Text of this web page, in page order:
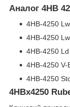
Аналог 4HB
4HB-4250
4HB-4250
4HB-4250
4HB-4250 V-
4HB-4250
4HBx4250